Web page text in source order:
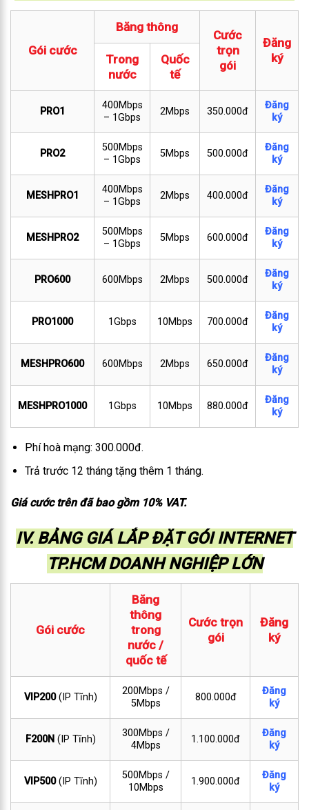
Gói cước
Băng thông
Cước
trọn
gói
Đăng
ký
Trong
nước
Quốc
tế
PRO1
400Mbps
– 1Gbps
2Mbps 350.000đ
Đăng
ký
PRO2
500Mbps
– 1Gbps
5Mbps 500.000đ
Đăng
ký
MESHPRO1
400Mbps
– 1Gbps
2Mbps 400.000đ
Đăng
ký
MESHPRO2
500Mbps
– 1Gbps
5Mbps 600.000đ
Đăng
ký
PRO600 600Mbps 2Mbps 500.000đ
Đăng
ký
PRO1000 1Gbps 10Mbps 700.000đ
Đăng
ký
MESHPRO600 600Mbps 2Mbps 650.000đ
Đăng
ký
MESHPRO1000 1Gbps 10Mbps 880.000đ
Đăng
ký
Phí hoà mạng: 300.000đ.
Trả trước 12 tháng tặng thêm 1 tháng.
Giá cước trên đã bao gồm 10% VAT.
IV. BẢNG GIÁ LẮP ĐẶT GÓI INTERNET
TP.HCM DOANH NGHIỆP LỚN
Gói cước
Băng
thông
trong
nước /
quốc tế
Cước trọn
gói
Đăng
ký
VIP200(IP Tĩnh)
200Mbps /
5Mbps
800.000đ
Đăng
ký
F200N (IP Tĩnh)
300Mbps /
4Mbps
1.100.000đ
Đăng
ký
VIP500(IP Tĩnh)
500Mbps /
10Mbps
1.900.000đ
Đăng
ký